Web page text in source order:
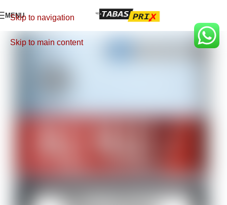
Skip to navigation
Skip to main content
MENU